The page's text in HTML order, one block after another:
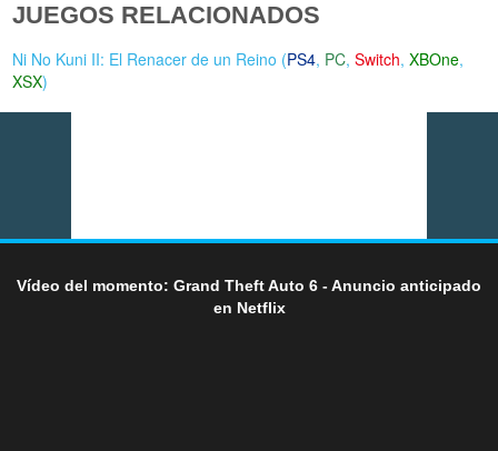
JUEGOS RELACIONADOS
Ni No Kuni II: El Renacer de un Reino (PS4, PC,Switch,XBOne,
XSX)
Vídeo del momento: Grand Theft Auto 6 - Anuncio anticipado
en Netflix